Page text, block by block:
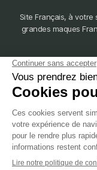
Site Français, à votre
grandes maques
388 Av.